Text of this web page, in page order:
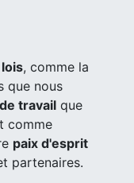
, comme la
que nous
travail que
comme
paix d'esprit
partenaires.